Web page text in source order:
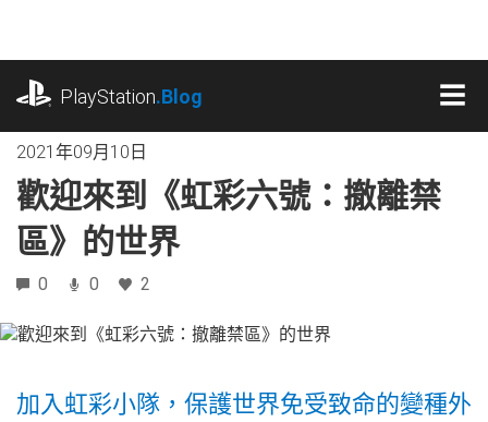
內
PlayStation.Blog
2021年09月10日
歡迎來到《虹彩六號：撤離禁
區》的世界
0 0 2
加入虹彩小隊，保護世界免受致命的變種外